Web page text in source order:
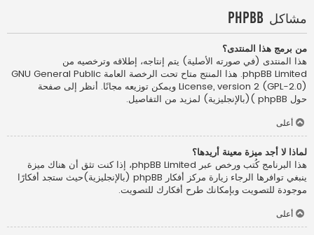
مشاكل phpBB
من برمج هذا المنتدى؟
هذا المنتدى (في صورته الأصلية) يتم إنتاجه، إطلاقه وترخصيه من
phpBB Limited
. هذا المنتج متاح تحت الرخصة العامة GNU General Public
License, version 2 (GPL-2.0) ويمكن توزيعه مجانًا. أنظر إلى صفحة
حول phpBB )(بالإنجليزية)
لمزيد من التفاصيل.
أعلى
لماذا لا أجد ميزة معينة أريدها؟
هذا البرنامج كُتب ورخص عبر phpBB Limited، إذا كنت تثق أن هناك ميزة
ينبغي توافرها الرجاء زيارة مركز أفكار phpBB (بالإنجليزية)
حيث ستجد أفكارًا
موجودة للتصويت وبإمكانك طرح أفكارك للتصويت.
أعلى